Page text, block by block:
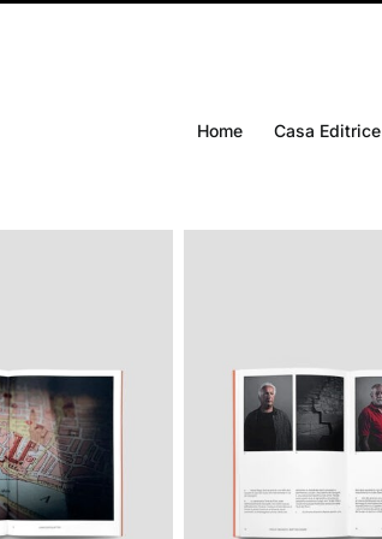
Home Casa Editrice